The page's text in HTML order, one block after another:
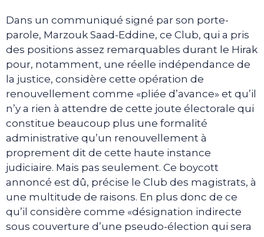
Dans un communiqué signé par son porte-
parole, Marzouk Saad-Eddine, ce Club, qui a pris
des positions assez remarquables durant le Hirak
pour, notamment, une réelle indépendance de
la justice, considère cette opération de
renouvellement comme «pliée d’avance» et qu’il
n’y a rien à attendre de cette joute électorale qui
constitue beaucoup plus une formalité
administrative qu’un renouvellement à
proprement dit de cette haute instance
judiciaire. Mais pas seulement. Ce boycott
annoncé est dû, précise le Club des magistrats, à
une multitude de raisons. En plus donc de ce
qu’il considère comme «désignation indirecte
sous couverture d’une pseudo-élection qui sera